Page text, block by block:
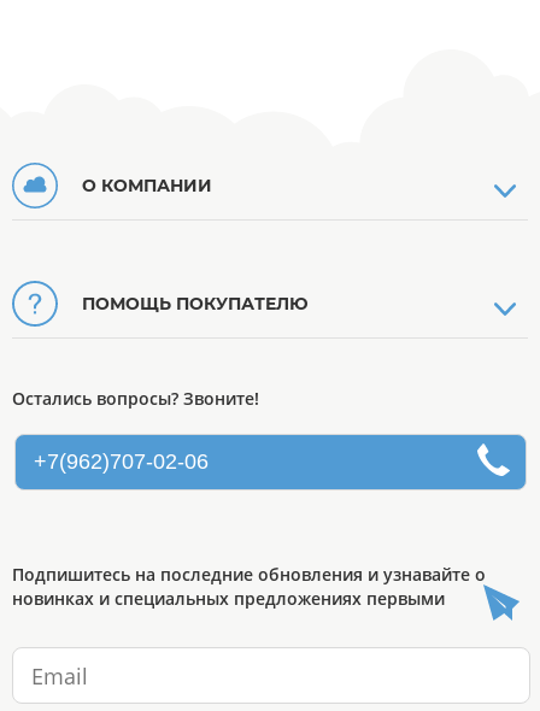
О КОМПАНИИ
ПОМОЩЬ ПОКУПАТЕЛЮ
Остались вопросы? Звоните!
+7(962)707-02-06
Подпишитесь на последние обновления и узнавайте о
новинках и специальных предложениях первыми